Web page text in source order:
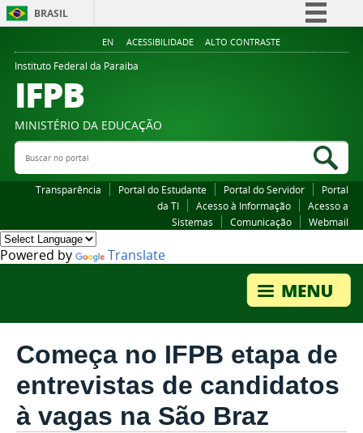
BRASIL
Simplifique!
Legislação
EN ACESSIBILIDADE ALTO CONTRASTE
Instituto Federal da Paraiba
IFPB
MINISTÉRIO DA EDUCAÇÃO
Buscar no portal
Transparência Portal do Estudante Portal do Servidor
Portal
da TI
Acesso à Informação
Acesso a
Sistemas
Comunicação Webmail
Powered by Translate
Começa no IFPB etapa de
entrevistas de candidatos
à vagas na São Braz